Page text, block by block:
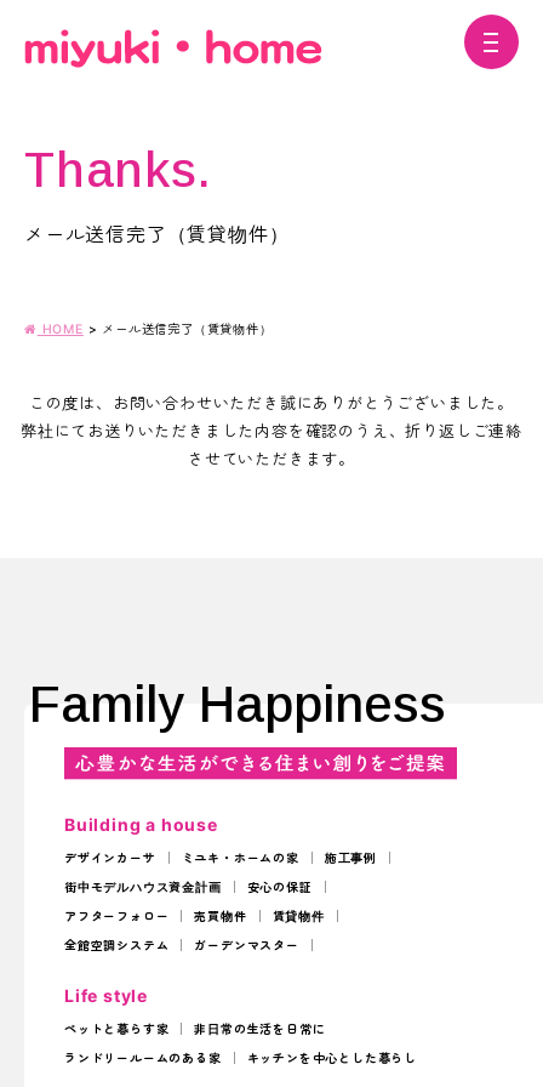
Thanks.
メール送信完了（賃貸物件）
HOME > メール送信完了（賃貸物件）
この度は、お問い合わせいただき誠にありがとうございました。
弊社にてお送りいただきました内容を確認のうえ、折り返しご連絡
させていただきます。
Family Happiness
Building a house
デザインカーサ ミユキ・ホームの家
施工事例
街中モデルハウス資金計画
安心の保証
アフターフォロー
売買物件
賃貸物件
全館空調システム
ガーデンマスター
Life style
ペットと暮らす家
非日常の生活を日常に
ランドリールームのある家
キッチンを中心とした暮らし